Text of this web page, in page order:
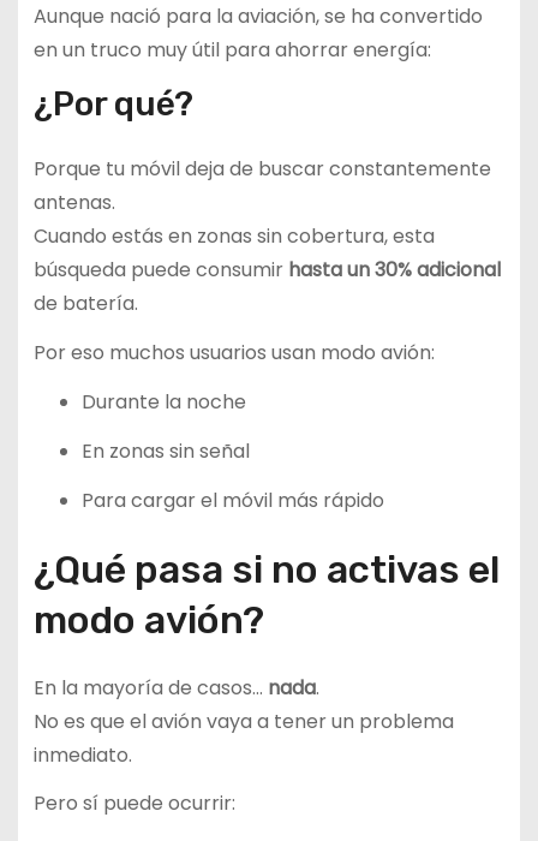
Aunque nació para la aviación, se ha convertido
en un truco muy útil para ahorrar energía:
¿Por qué?
Porque tu móvil deja de buscar constantemente
antenas.
Cuando estás en zonas sin cobertura, esta
búsqueda puede consumir hasta un 30% adicional
de batería.
Por eso muchos usuarios usan modo avión:
Durante la noche
En zonas sin señal
Para cargar el móvil más rápido
¿Qué pasa si no activas el
modo avión?
En la mayoría de casos… nada.
No es que el avión vaya a tener un problema
inmediato.
Pero sí puede ocurrir: